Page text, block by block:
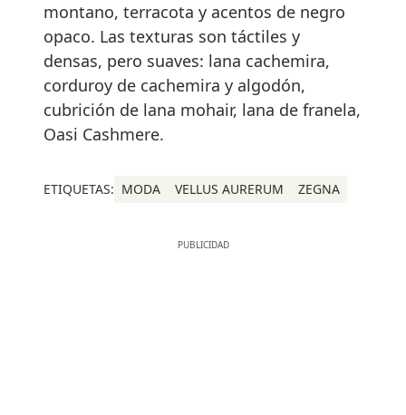
montano, terracota y acentos de negro
opaco. Las texturas son táctiles y
densas, pero suaves: lana cachemira,
corduroy de cachemira y algodón,
cubrición de lana mohair, lana de franela,
Oasi Cashmere.
ETIQUETAS: MODA VELLUS AURERUM ZEGNA